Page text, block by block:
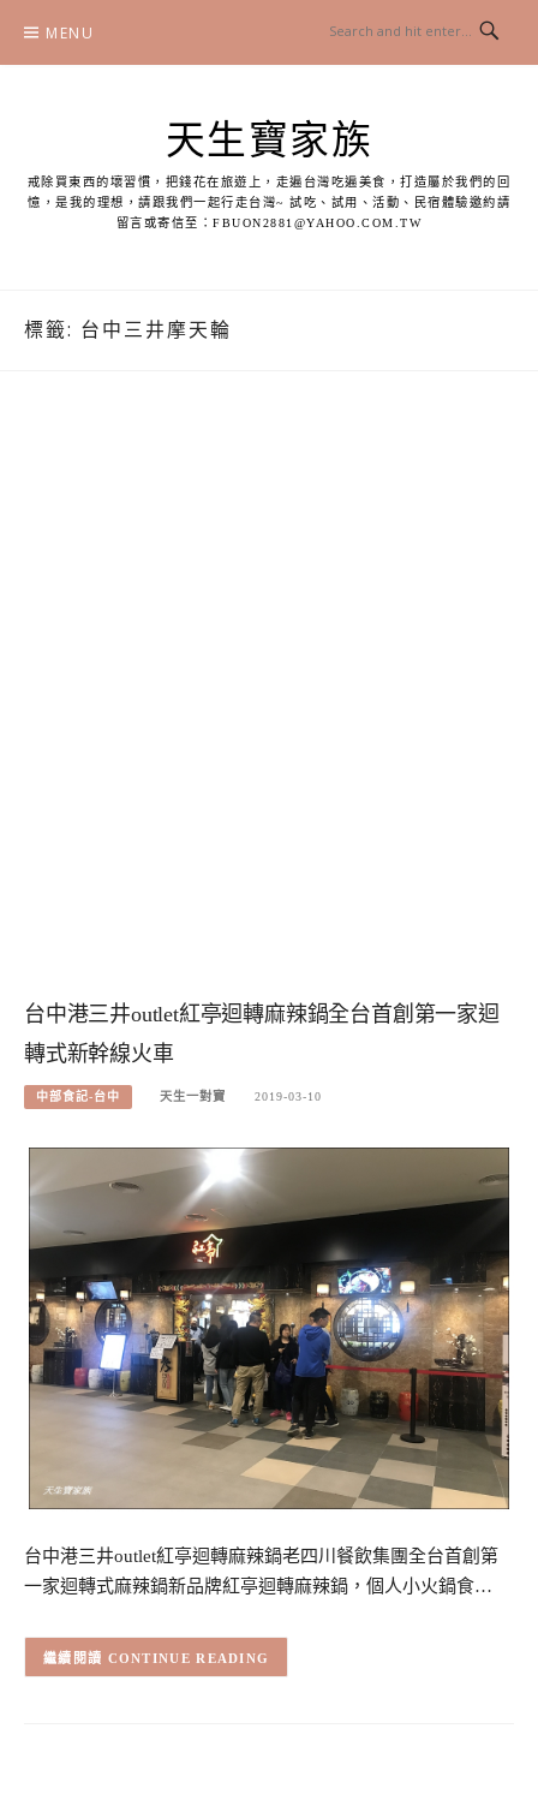
content
MENU
天生寶家族
戒除買東西的壞習慣，把錢花在旅遊上，走遍台灣吃遍美食，打造屬於我們的回
憶，是我的理想，請跟我們一起行走台灣~ 試吃、試用、活動、民宿體驗邀約請
留言或寄信至：FBUON2881@YAHOO.COM.TW
標籤: 台中三井摩天輪
台中港三井outlet紅亭迴轉麻辣鍋全台首創第一家迴
轉式新幹線火車
中部食記-台中 天生一對寶 2019-03-10
台中港三井outlet紅亭迴轉麻辣鍋老四川餐飲集團全台首創第
一家迴轉式麻辣鍋新品牌紅亭迴轉麻辣鍋，個人小火鍋食…
CONTINUE READING